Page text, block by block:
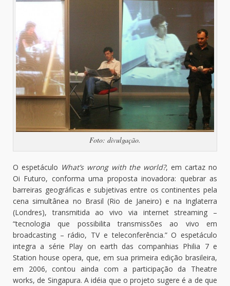
Foto: divulgação.
O espetáculo What’s wrong with the world?, em cartaz no
Oi Futuro, conforma uma proposta inovadora: quebrar as
barreiras geográficas e subjetivas entre os continentes pela
cena simultânea no Brasil (Rio de Janeiro) e na Inglaterra
(Londres), transmitida ao vivo via internet streaming –
“tecnologia que possibilita transmissões ao vivo em
broadcasting – rádio, TV e teleconferência.” O espetáculo
integra a série Play on earth das companhias Philia 7 e
Station house opera, que, em sua primeira edição brasileira,
em 2006, contou ainda com a participação da Theatre
works, de Singapura. A idéia que o projeto sugere é a de que